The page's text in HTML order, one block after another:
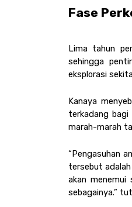
Fase
Lima tahun
sehingga
eksplorasi
Kanaya
terkadang
marah-marah
“Pengasuhan
tersebut
akan
sebagainya.”